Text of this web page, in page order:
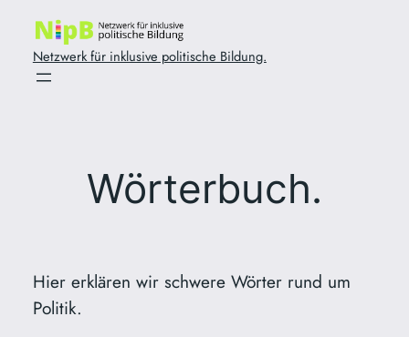
Inhalt
springenNetzwerk für inklusive politische Bildung.
Wörterbuch.
Hier erklären wir schwere Wörter rund um
Politik.